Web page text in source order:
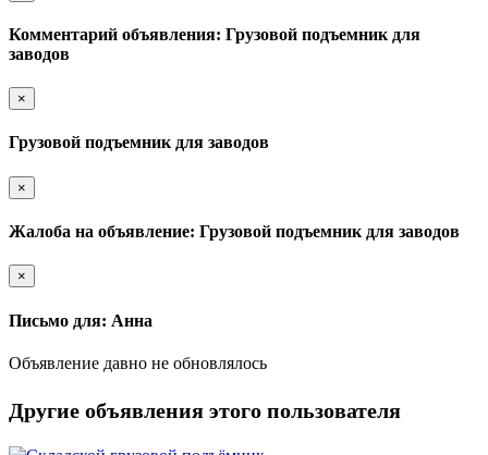
Комментарий объявления: Грузовой подъемник для
заводов
×
Грузовой подъемник для заводов
×
Жалоба на объявление: Грузовой подъемник для заводов
×
Письмо для: Анна
Объявление давно не обновлялось
Другие объявления этого пользователя